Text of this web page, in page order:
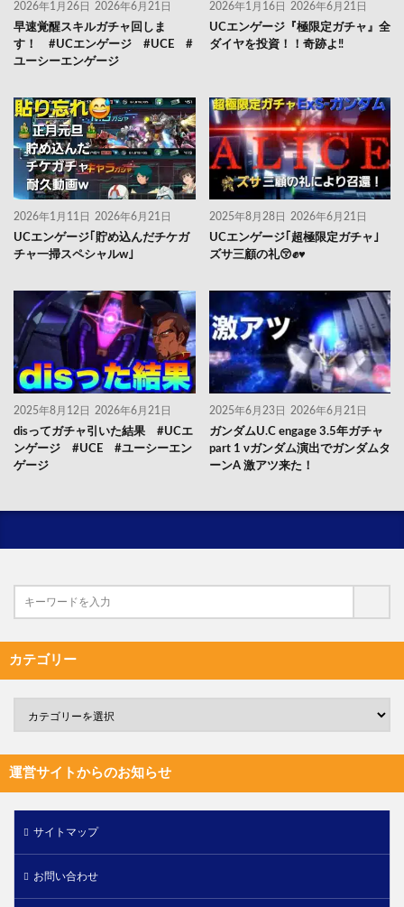
2026年1月26日 2026年6月21日
早速覚醒スキルガチャ回しま
す！ #UCエンゲージ #UCE #
ユーシーエンゲージ
2026年1月16日 2026年6月21日
UCエンゲージ『極限定ガチャ』全
ダイヤを投資！！奇跡よ‼️
2026年1月11日 2026年6月21日
UCエンゲージ｢貯め込んだチケガ
チャ一掃スペシャルw｣
2025年8月28日 2026年6月21日
UCエンゲージ｢超極限定ガチャ｣
ズサ三顧の礼😚✊♥️
2025年8月12日 2026年6月21日
disってガチャ引いた結果 #UCエ
ンゲージ #UCE #ユーシーエン
ゲージ
2025年6月23日 2026年6月21日
ガンダムU.C engage 3.5年ガチャ
part 1 νガンダム演出でガンダムタ
ーンA 激アツ来た！
カテゴリー
運営サイトからのお知らせ
サイトマップ
お問い合わせ